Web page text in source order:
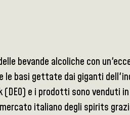
bevande alcoliche con
le basi gettate dai giganti
(DEO) e i prodotti sono
italiano degli spirits